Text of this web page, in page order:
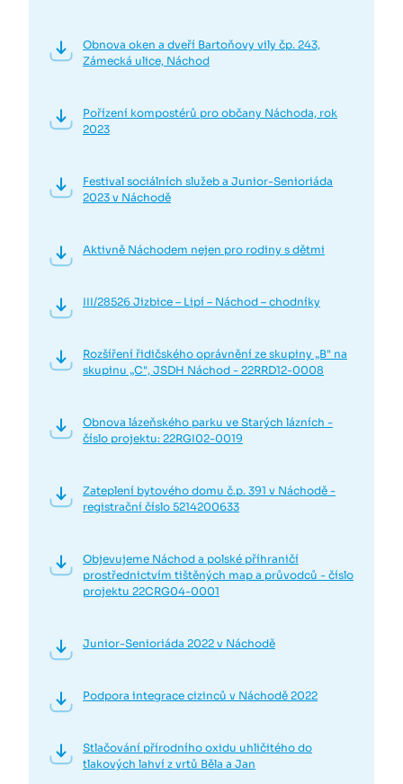
Obnova oken a dveří Bartoňovy vily čp. 243,
Zámecká ulice, Náchod
Pořízení kompostérů pro občany Náchoda, rok
2023
Festival sociálních služeb a Junior-Senioriáda
2023 v Náchodě
Aktivně Náchodem nejen pro rodiny s dětmi
III/28526 Jizbice – Lipí – Náchod – chodníky
Rozšíření řidičského oprávnění ze skupiny „B" na
skupinu „C", JSDH Náchod - 22RRD12-0008
Obnova lázeňského parku ve Starých lázních -
číslo projektu: 22RGI02-0019
Zateplení bytového domu č.p. 391 v Náchodě -
registrační číslo 5214200633
Objevujeme Náchod a polské příhraničí
prostřednictvím tištěných map a průvodců - číslo
projektu 22CRG04-0001
Junior-Senioriáda 2022 v Náchodě
Podpora integrace cizinců v Náchodě 2022
Stlačování přírodního oxidu uhličitého do
tlakových lahví z vrtů Běla a Jan